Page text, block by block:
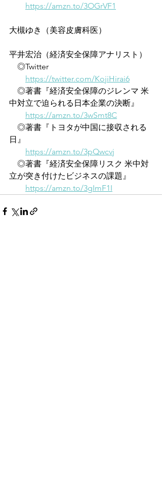
https://amzn.to/3OGrVF1
大槻ゆき（美容皮膚科医）
平井宏治（経済安全保障アナリスト）
◎Twitter
https://twitter.com/KojiHirai6
◎著書『経済安全保障のジレンマ 米
中対立で迫られる日本企業の決断』
https://amzn.to/3wSmt8C
◎著書『トヨタが中国に接収される
日』
https://amzn.to/3pQwcvj
◎著書『経済安全保障リスク 米中対
立が突き付けたビジネスの課題』
https://amzn.to/3gImF1I